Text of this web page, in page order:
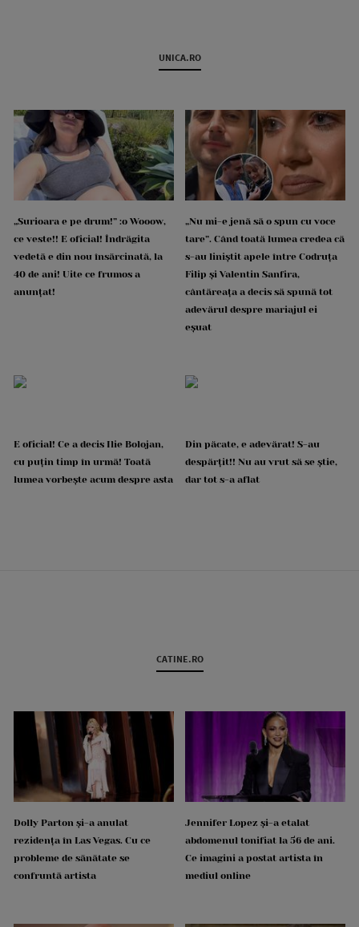
UNICA.RO
„Surioara e pe drum!” :o Wooow,
ce veste!! E oficial! Îndrăgita
vedetă e din nou însărcinată, la
40 de ani! Uite ce frumos a
anunțat!
„Nu mi-e jenă să o spun cu voce
tare”. Când toată lumea credea că
s-au liniștit apele între Codruța
Filip și Valentin Sanfira,
cântăreața a decis să spună tot
adevărul despre mariajul ei
eșuat
E oficial! Ce a decis Ilie Bolojan,
cu puțin timp în urmă! Toată
lumea vorbește acum despre asta
Din păcate, e adevărat! S-au
despărțit!! Nu au vrut să se știe,
dar tot s-a aflat
CATINE.RO
Dolly Parton și-a anulat
rezidența în Las Vegas. Cu ce
probleme de sănătate se
confruntă artista
Jennifer Lopez și-a etalat
abdomenul tonifiat la 56 de ani.
Ce imagini a postat artista în
mediul online